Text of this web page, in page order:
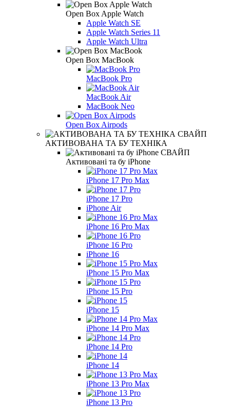
Open Box Apple Watch
Apple Watch SE
Apple Watch Series 11
Apple Watch Ultra
Open Box MacBook
MacBook Pro
MacBook Air
MacBook Neo
Open Box Airpods
АКТИВОВАНА ТА БУ ТЕХНІКА
Активовані та бу iPhone
iPhone 17 Pro Max
iPhone 17 Pro
iPhone Air
iPhone 16 Pro Max
iPhone 16 Pro
iPhone 16
iPhone 15 Pro Max
iPhone 15 Pro
iPhone 15
iPhone 14 Pro Max
iPhone 14 Pro
iPhone 14
iPhone 13 Pro Max
iPhone 13 Pro